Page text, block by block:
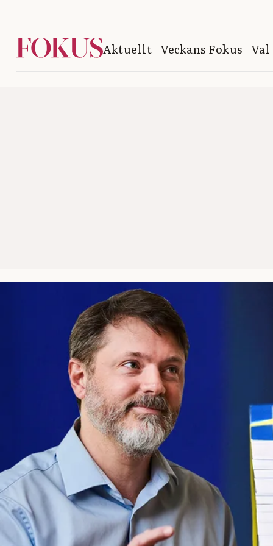
Aktuellt Veckans Fokus Val